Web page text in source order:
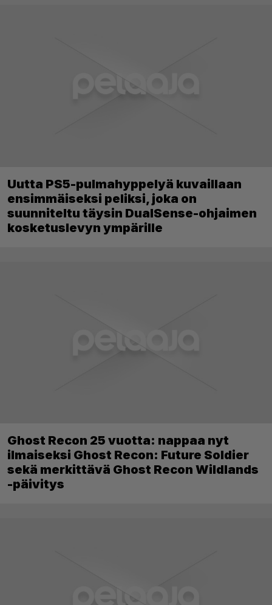
Uutta PS5-pulmahyppelyä kuvaillaan
ensimmäiseksi peliksi, joka on
suunniteltu täysin DualSense-ohjaimen
kosketuslevyn ympärille
Ghost Recon 25 vuotta: nappaa nyt
ilmaiseksi Ghost Recon: Future Soldier
sekä merkittävä Ghost Recon Wildlands
-päivitys